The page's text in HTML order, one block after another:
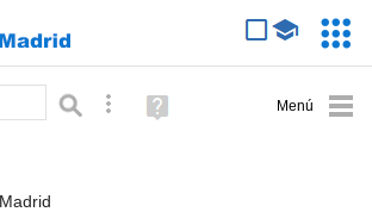
Búsqueda avanzada
Ayuda
(en